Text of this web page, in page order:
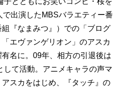
出演したMBSバラエティー番
『なまみつ』）での「ブログ
エヴァンゲリオン」のアスカ
名に。09年、相方の引退後は
して活動。アニメキャラの声マ
スカをはじめ、『タッチ』の